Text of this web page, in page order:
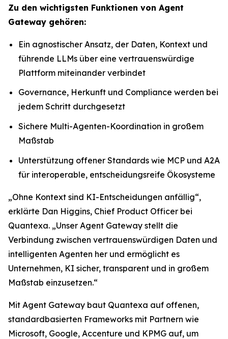
Zu den wichtigsten Funktionen von Agent
Gateway gehören:
Ein agnostischer Ansatz, der Daten, Kontext und
führende LLMs über eine vertrauenswürdige
Plattform miteinander verbindet
Governance, Herkunft und Compliance werden bei
jedem Schritt durchgesetzt
Sichere Multi-Agenten-Koordination in großem
Maßstab
Unterstützung offener Standards wie MCP und A2A
für interoperable, entscheidungsreife Ökosysteme
„Ohne Kontext sind KI-Entscheidungen anfällig“,
erklärte Dan Higgins, Chief Product Officer bei
Quantexa. „Unser Agent Gateway stellt die
Verbindung zwischen vertrauenswürdigen Daten und
intelligenten Agenten her und ermöglicht es
Unternehmen, KI sicher, transparent und in großem
Maßstab einzusetzen.“
Mit Agent Gateway baut Quantexa auf offenen,
standardbasierten Frameworks mit Partnern wie
Microsoft, Google, Accenture und KPMG auf, um